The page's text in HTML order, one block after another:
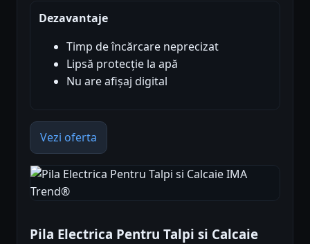
Dezavantaje
Timp de încărcare neprecizat
Lipsă protecție la apă
Nu are afișaj digital
Vezi oferta
Pila Electrica Pentru Talpi si Calcaie